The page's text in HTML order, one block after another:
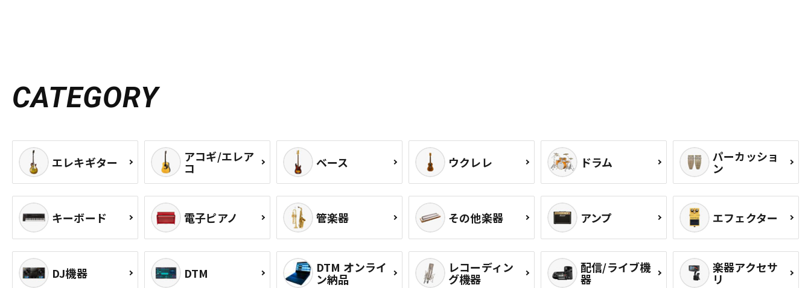
CATEGORY
エレキギター アコギ/エレア
コ ベース ウクレレ ドラム パーカッショ
ン
キーボード 電子ピアノ 管楽器 その他楽器 アンプ エフェクター
DJ機器 DTM DTM オンライ
ン納品
レコーディン
グ機器
配信/ライブ機
器
楽器アクセサ
リ